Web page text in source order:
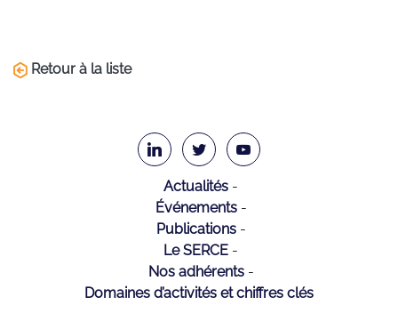
Retour à la liste
Actualités
Événements
Publications
Le SERCE
Nos adhérents
Domaines d’activités et chiffres clés